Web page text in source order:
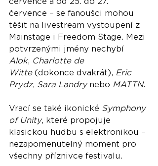
července – se fanoušci mohou
těšit na livestream vystoupení z
Mainstage i Freedom Stage. Mezi
potvrzenými jmény nechybí
Alok, Charlotte de
Witte (dokonce dvakrát), Eric
Prydz, Sara Landry nebo MATTN.
Vrací se také ikonické Symphony
of Unity, které propojuje
klasickou hudbu s elektronikou –
nezapomenutelný moment pro
všechny příznivce festivalu.